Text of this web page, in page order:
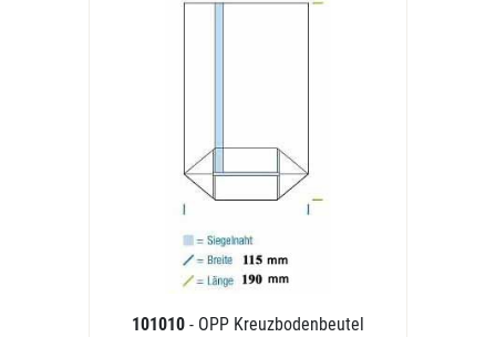
101010 - OPP Kreuzbodenbeutel